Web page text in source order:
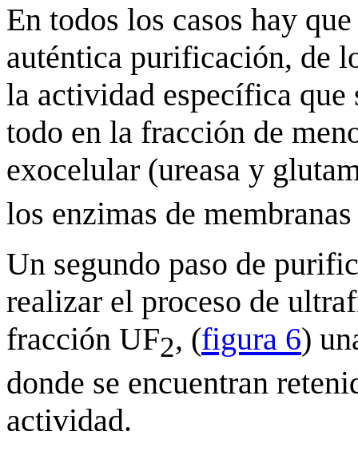
En todos los casos hay
auténtica purificación, de
la actividad específica que
todo en la fracción de
exocelular (ureasa y
los enzimas de
Un segundo paso de
realizar el proceso de
fracción UF2, (figura 6)
donde se encuentran
actividad.